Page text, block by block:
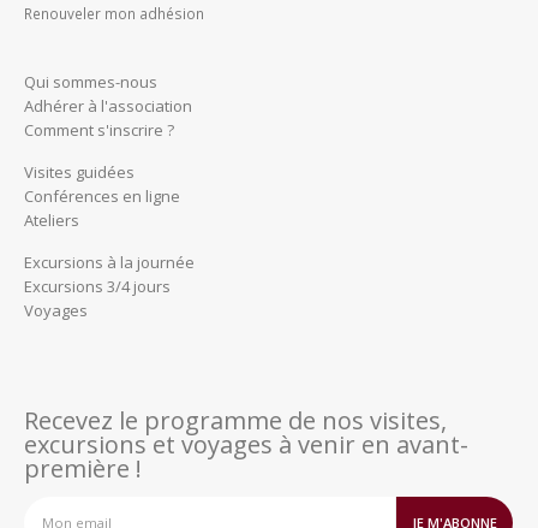
Renouveler mon adhésion
Qui sommes-nous
Adhérer à l'association
Comment s'inscrire ?
Visites guidées
Conférences en ligne
Ateliers
Excursions à la journée
Excursions 3/4 jours
Voyages
Recevez le programme de nos visites,
excursions et voyages à venir en avant-
première !